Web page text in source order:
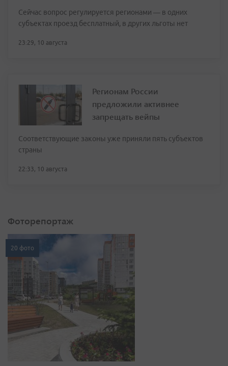
Сейчас вопрос регулируется регионами — в одних
субъектах проезд бесплатный, в других льготы нет
23:29, 10 августа
Регионам России
предложили активнее
запрещать вейпы
Соответствующие законы уже приняли пять субъектов
страны
22:33, 10 августа
Фоторепортаж
20 фото